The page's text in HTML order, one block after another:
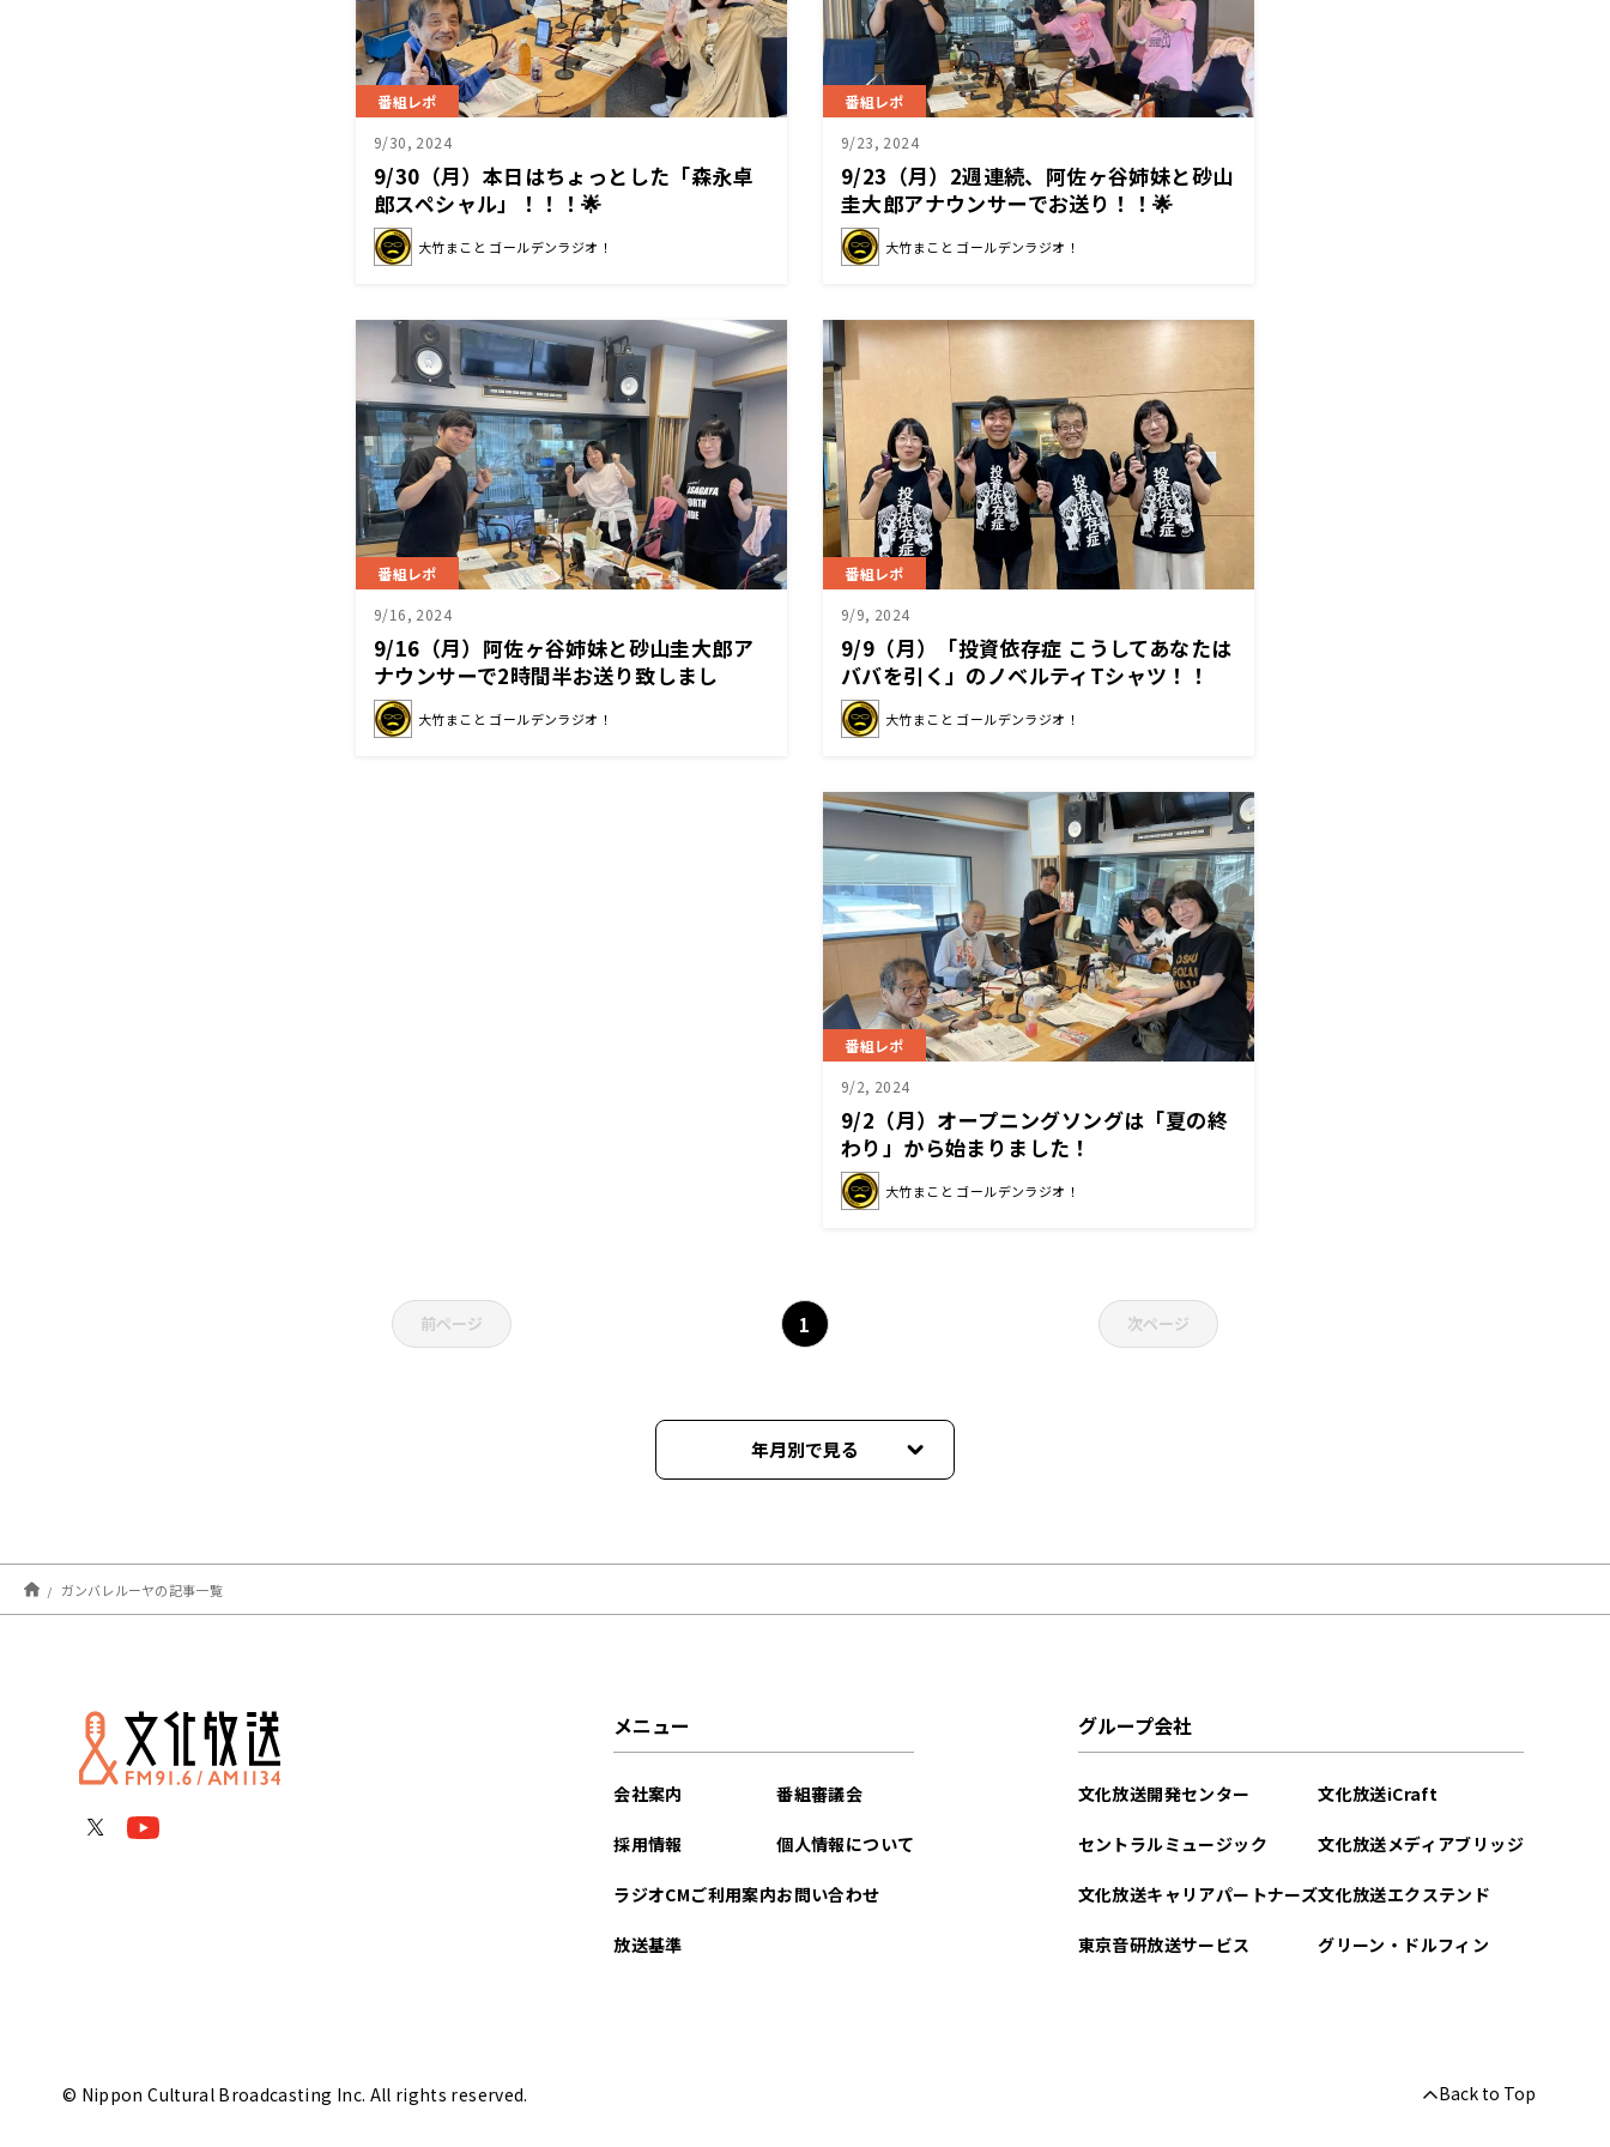
番組レポ
9/30, 2024
9/30（月）本日はちょっとした「森永卓
郎スペシャル」！！！🌟
大竹まこと ゴールデンラジオ！
番組レポ
9/23, 2024
9/23（月）2週連続、阿佐ヶ谷姉妹と砂山
圭大郎アナウンサーでお送り！！🌟
大竹まこと ゴールデンラジオ！
番組レポ
9/16, 2024
9/16（月）阿佐ヶ谷姉妹と砂山圭大郎ア
ナウンサーで2時間半お送り致しまし
た！！🎶
大竹まこと ゴールデンラジオ！
番組レポ
9/9, 2024
9/9（月）「投資依存症 こうしてあなたは
ババを引く」のノベルティTシャツ！！
大竹まこと ゴールデンラジオ！
番組レポ
9/2, 2024
9/2（月）オープニングソングは「夏の終
わり」から始まりました！
大竹まこと ゴールデンラジオ！
前ページ 1 次ページ
年月別で見る
2024年11月
2024年10月
ガンバレルーヤの記事一覧
メニュー
会社案内
採用情報
ラジオCMご利用案内
放送基準
番組審議会
個人情報について
お問い合わせ
グループ会社
文化放送開発センター
セントラルミュージック
文化放送キャリアパートナーズ
東京音研放送サービス
文化放送iCraft
文化放送メディアブリッジ
文化放送エクステンド
グリーン・ドルフィン
© Nippon Cultural Broadcasting Inc. All rights reserved. Back to Top